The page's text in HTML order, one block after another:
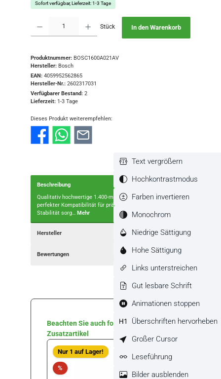
Sofort verfügbar, Lieferzeit: 1-3 Tage
Stück In den Warenkorb
Produktnummer: BOSC1600A021AV
Hersteller: Bosch
EAN: 4059952562865
Hersteller-Nr.: 2602317031
Verfügbarer Bestand: 2
Lieferzeit: 1-3 Tage
Dieses Produkt weiterempfehlen:
Beschreibung
Qualitativ hochwertige 1.400-mm-Führungsschiene mit
perfekter Kompatibilität für präzise FührungFür optimale
Stabilität sorg… Mehr
Hersteller
Bewertungen
Produktgalerie überspringen
Beachten Sie auch folgende
Zusatzartikel
Nur 1 auf Lager!
% Rabatt
Text vergrößern
Hochkontrastmodus
Farben invertieren
Monochrom
Niedrige Sättigung
Hohe Sättigung
Links unterstreichen
Gut lesbare Schrift
Animationen stoppen
Überschriften hervorheben
Großer Cursor
Leseführung
Bilder ausblenden